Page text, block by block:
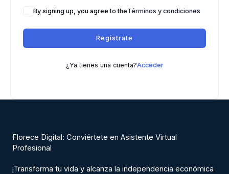
By signing up, you agree to theTérminos y condiciones
Regístrate
¿Ya tienes una cuenta?Acceder
Florece Digital: Conviértete en Asistente Virtual
Profesional
¡Transforma tu vida y alcanza la independencia económica